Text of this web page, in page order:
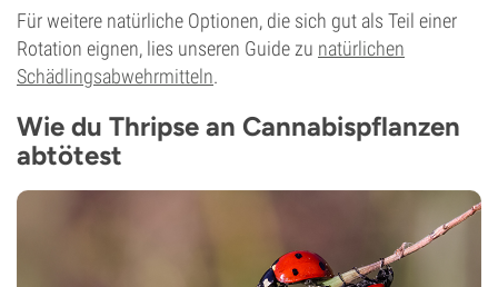
Für weitere natürliche Optionen, die sich gut als Teil einer
Rotation eignen, lies unseren Guide zu natürlichen
Schädlingsabwehrmitteln.
Wie du Thripse an Cannabispflanzen
abtötest